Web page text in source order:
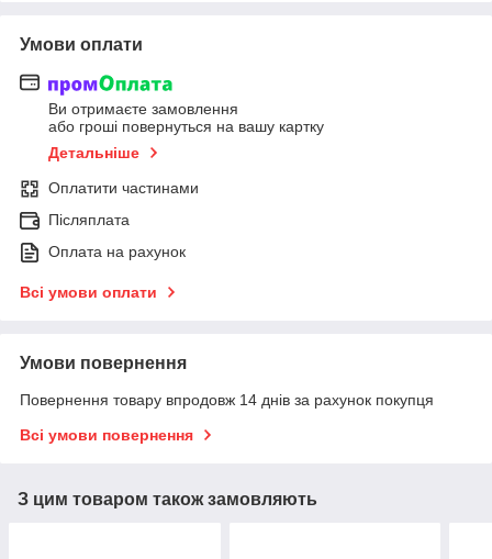
Умови оплати
Ви отримаєте замовлення
або гроші повернуться на вашу картку
Детальніше
Оплатити частинами
Післяплата
Оплата на рахунок
Всі умови оплати
Умови повернення
Повернення товару впродовж 14 днів за рахунок покупця
Всі умови повернення
З цим товаром також замовляють